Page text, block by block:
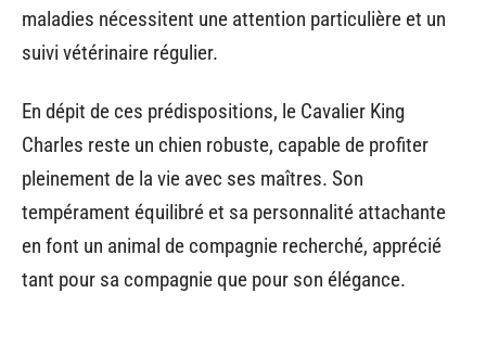
maladies nécessitent une attention particulière et un
suivi vétérinaire régulier.
En dépit de ces prédispositions, le Cavalier King
Charles reste un chien robuste, capable de profiter
pleinement de la vie avec ses maîtres. Son
tempérament équilibré et sa personnalité attachante
en font un animal de compagnie recherché, apprécié
tant pour sa compagnie que pour son élégance.